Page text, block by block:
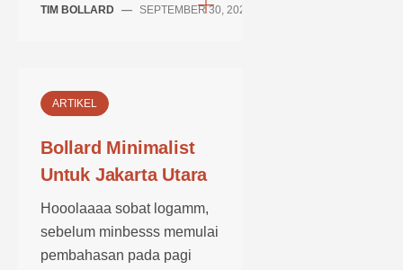
TIM BOLLARD — SEPTEMBER 30, 2024
ARTIKEL
Bollard Minimalist
Untuk Jakarta Utara
Hooolaaaa sobat logamm,
sebelum minbesss memulai
pembahasan pada pagi